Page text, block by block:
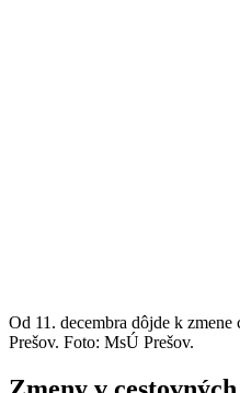
Od 11. decembra dôjde k
Prešov. Foto: MsÚ Prešov.